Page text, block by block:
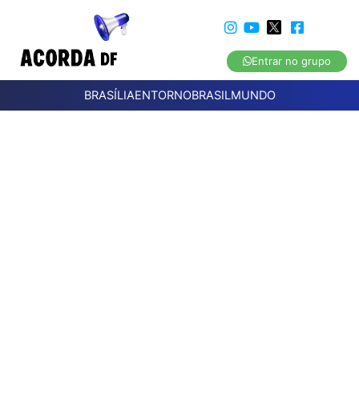
Entrar no grupo
BRASÍLIAENTORNOBRASILMUNDO